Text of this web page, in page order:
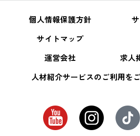
個人情報保護方針
サイトマップ
運営会社
求人
人材紹介サービスのご利用を